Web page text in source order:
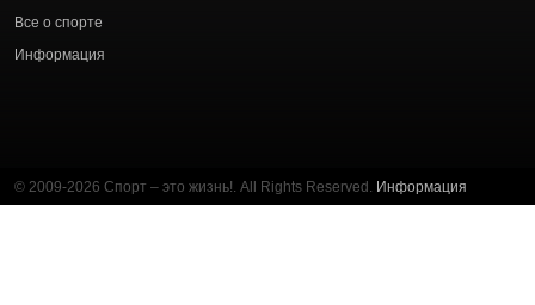
Все о спорте
Информация
© 2009-2026 Спорт – это жизнь!. All Rights Reserved. Информация